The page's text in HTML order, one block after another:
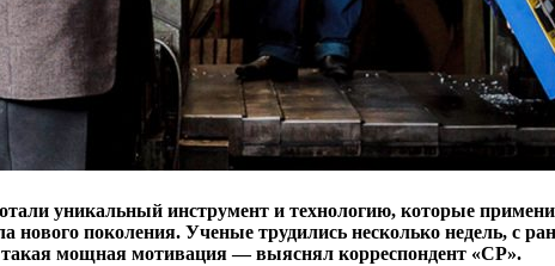
уникальный инструмент и технологию, которые
поколения. Ученые трудились несколько недель, с
такая мощная мотивация — выяснял корреспондент «СР».